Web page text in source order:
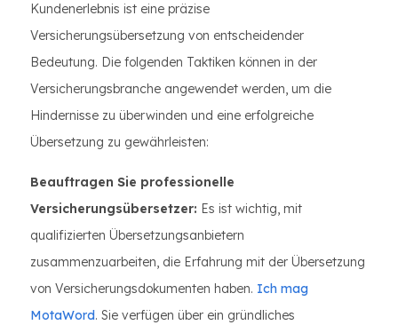
Kundenerlebnis ist eine präzise
Versicherungsübersetzung von entscheidender
Bedeutung. Die folgenden Taktiken können in der
Versicherungsbranche angewendet werden, um die
Hindernisse zu überwinden und eine erfolgreiche
Übersetzung zu gewährleisten:
Beauftragen Sie professionelle
Versicherungsübersetzer: Es ist wichtig, mit
qualifizierten Übersetzungsanbietern
zusammenzuarbeiten, die Erfahrung mit der Übersetzung
von Versicherungsdokumenten haben. Ich mag
MotaWord. Sie verfügen über ein gründliches